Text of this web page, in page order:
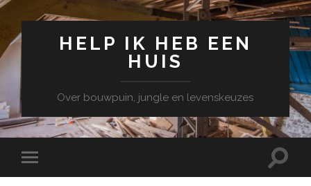
HELP IK HEB EEN
HUIS
Over bouwpuin, jungle en levenskeuzes